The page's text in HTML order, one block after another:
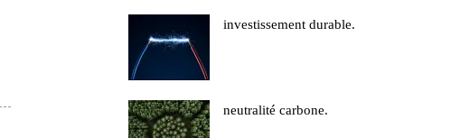
investissement durable.
neutralité carbone.